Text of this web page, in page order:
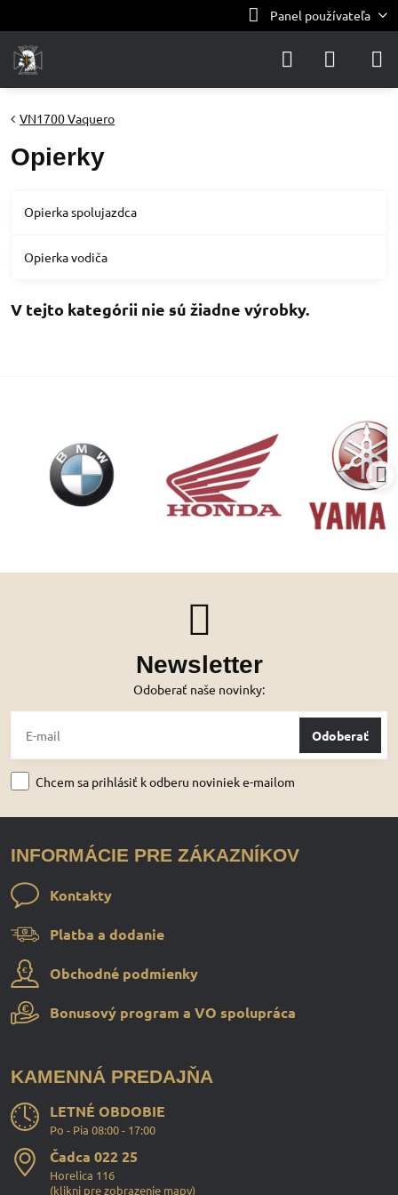
Panel používateľa
VN1700 Vaquero
Opierky
Opierka spolujazdca
Opierka vodiča
Newsletter
Odoberať naše novinky:
Odoberať
Chcem sa prihlásiť k odberu noviniek e-mailom
INFORMÁCIE PRE ZÁKAZNÍKOV
Kontakty
Platba a dodanie
Obchodné podmienky
Bonusový program a VO spolupráca
KAMENNÁ PREDAJŇA
LETNÉ OBDOBIE
Po - Pia 08:00 - 17:00
Čadca 022 25
Horelica 116
(klikni pre zobrazenie mapy)